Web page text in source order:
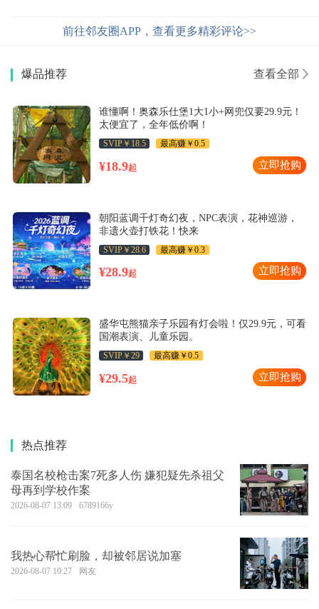
前往邻友圈APP，查看更多精彩评论>>
爆品推荐 查看全部
谁懂啊！奥森乐仕堡1大1小+网兜仅要29.9元！
太便宜了，全年低价啊！
SVIP￥18.5 最高赚￥0.5
¥18.9起 立即抢购
朝阳蓝调千灯奇幻夜，NPC表演，花神巡游，
非遗火壶打铁花！快来
SVIP￥28.6 最高赚￥0.3
¥28.9起 立即抢购
盛华屯熊猫亲子乐园有灯会啦！仅29.9元，可看
国潮表演、儿童乐园。
SVIP￥29 最高赚￥0.5
¥29.5起 立即抢购
热点推荐
泰国名校枪击案7死多人伤 嫌犯疑先杀祖父
母再到学校作案
2026-08-07 13:09 6789166y
我热心帮忙刷脸，却被邻居说加塞
2026-08-07 10:27 网友